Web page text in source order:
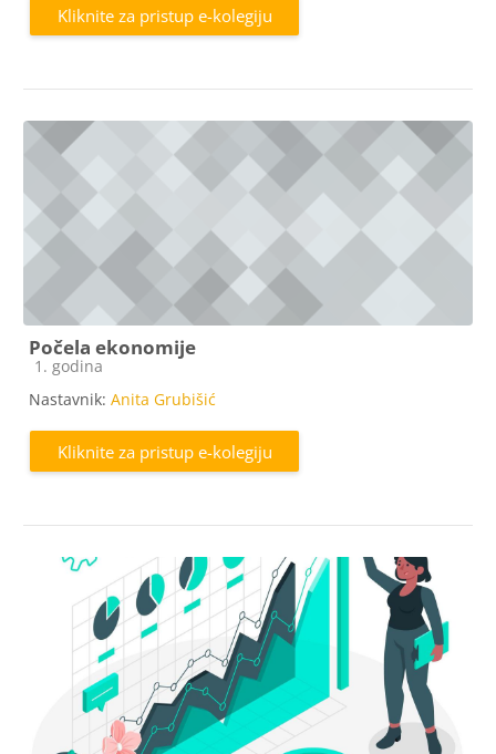
Kliknite za pristup e-kolegiju
Počela ekonomije
Kategorija e-kolegija
1. godina
Nastavnik: Anita Grubišić
Kliknite za pristup e-kolegiju